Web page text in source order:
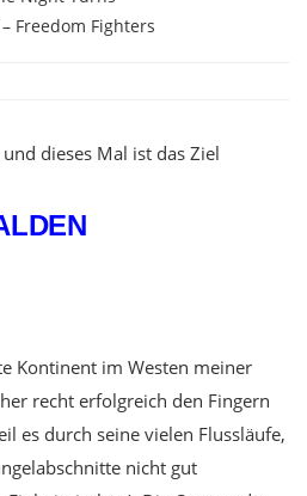
Freedom Fighters
dieses Mal ist das Ziel
Kontinent im Westen meiner
recht erfolgreich den Fingern
es durch seine vielen Flussläufe,
nicht gut